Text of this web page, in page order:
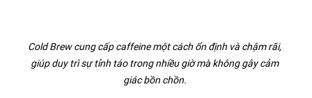
Cold Brew cung cấp caffeine một cách ổn định và chậm rãi,
giúp duy trì sự tỉnh táo trong nhiều giờ mà không gây cảm
giác bồn chồn.